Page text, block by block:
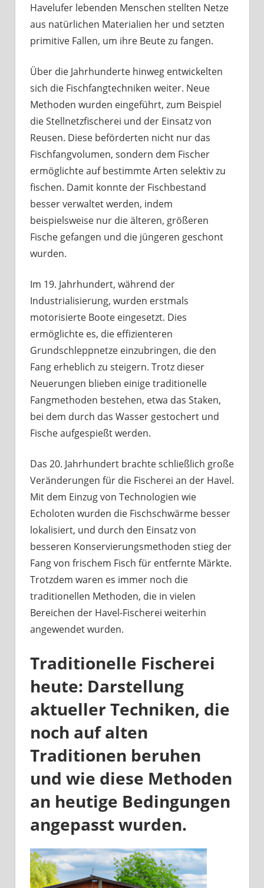
Havelufer lebenden Menschen stellten Netze
aus natürlichen Materialien her und setzten
primitive Fallen, um ihre Beute zu fangen.
Über die Jahrhunderte hinweg entwickelten
sich die Fischfangtechniken weiter. Neue
Methoden wurden eingeführt, zum Beispiel
die Stellnetzfischerei und der Einsatz von
Reusen. Diese beförderten nicht nur das
Fischfangvolumen, sondern dem Fischer
ermöglichte auf bestimmte Arten selektiv zu
fischen. Damit konnte der Fischbestand
besser verwaltet werden, indem
beispielsweise nur die älteren, größeren
Fische gefangen und die jüngeren geschont
wurden.
Im 19. Jahrhundert, während der
Industrialisierung, wurden erstmals
motorisierte Boote eingesetzt. Dies
ermöglichte es, die effizienteren
Grundschleppnetze einzubringen, die den
Fang erheblich zu steigern. Trotz dieser
Neuerungen blieben einige traditionelle
Fangmethoden bestehen, etwa das Staken,
bei dem durch das Wasser gestochert und
Fische aufgespießt werden.
Das 20. Jahrhundert brachte schließlich große
Veränderungen für die Fischerei an der Havel.
Mit dem Einzug von Technologien wie
Echoloten wurden die Fischschwärme besser
lokalisiert, und durch den Einsatz von
besseren Konservierungsmethoden stieg der
Fang von frischem Fisch für entfernte Märkte.
Trotzdem waren es immer noch die
traditionellen Methoden, die in vielen
Bereichen der Havel-Fischerei weiterhin
angewendet wurden.
Traditionelle Fischerei
heute: Darstellung
aktueller Techniken, die
noch auf alten
Traditionen beruhen
und wie diese Methoden
an heutige Bedingungen
angepasst wurden.